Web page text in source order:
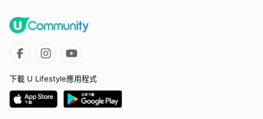
下載 U Lifestyle應用程式